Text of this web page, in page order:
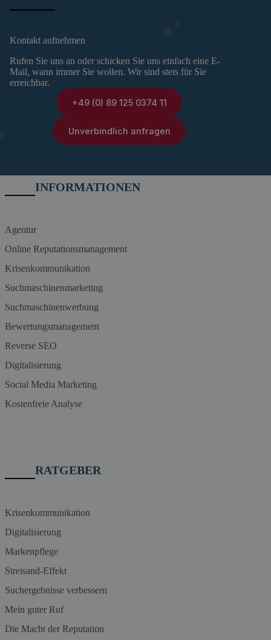
Kontakt aufnehmen
Rufen Sie uns an oder schicken Sie uns einfach eine E-
Mail, wann immer Sie wollen. Wir sind stets für Sie
erreichbar.
+49 (0) 89 125 0374 11
Unverbindlich anfragen
INFORMATIONEN
Agentur
Online Reputationsmanagement
Krisenkommunikation
Suchmaschinenmarketing
Suchmaschinenwerbung
Bewertungsmanagement
Reverse SEO
Digitalisierung
Social Media Marketing
Kostenfreie Analyse
RATGEBER
Krisenkommunikation
Digitalisierung
Markenpflege
Streisand-Effekt
Suchergebnisse verbessern
Mein guter Ruf
Die Macht der Reputation